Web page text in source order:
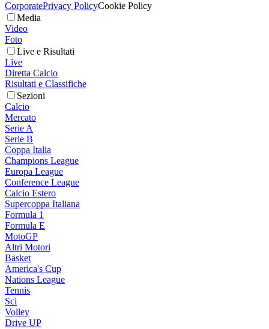
CorporatePrivacy PolicyCookie Policy
Media
Video
Foto
Live e Risultati
Live
Diretta Calcio
Risultati e Classifiche
Sezioni
Calcio
Mercato
Serie A
Serie B
Coppa Italia
Champions League
Europa League
Conference League
Calcio Estero
Supercoppa Italiana
Formula 1
Formula E
MotoGP
Altri Motori
Basket
America's Cup
Nations League
Tennis
Sci
Volley
Drive UP